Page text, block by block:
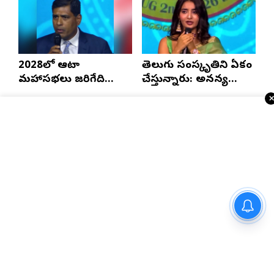
2028లో ఆటా
మహాసభలు జరిగేది
తెలుగు సంస్కృతిని ఏకం
చేస్తున్నారు: అనన్య